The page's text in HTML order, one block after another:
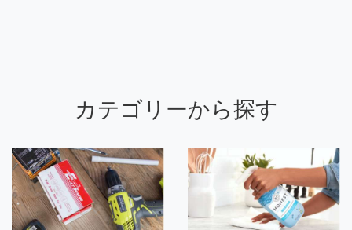
カテゴリーから探す